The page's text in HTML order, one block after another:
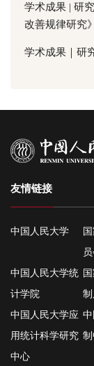
学术成果 | 研
改善规律研究》
学术成果｜研
友情链接
中国人民大学
中国人民大学统
计学院
中国人民大学应
用统计科学研究
中心